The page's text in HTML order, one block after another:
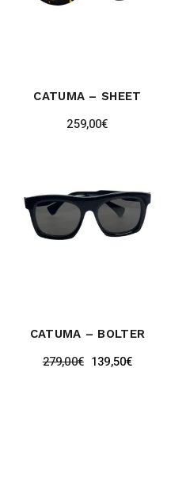
CATUMA – SHEET
259,00€
CATUMA – BOLTER
279,00€ 139,50€